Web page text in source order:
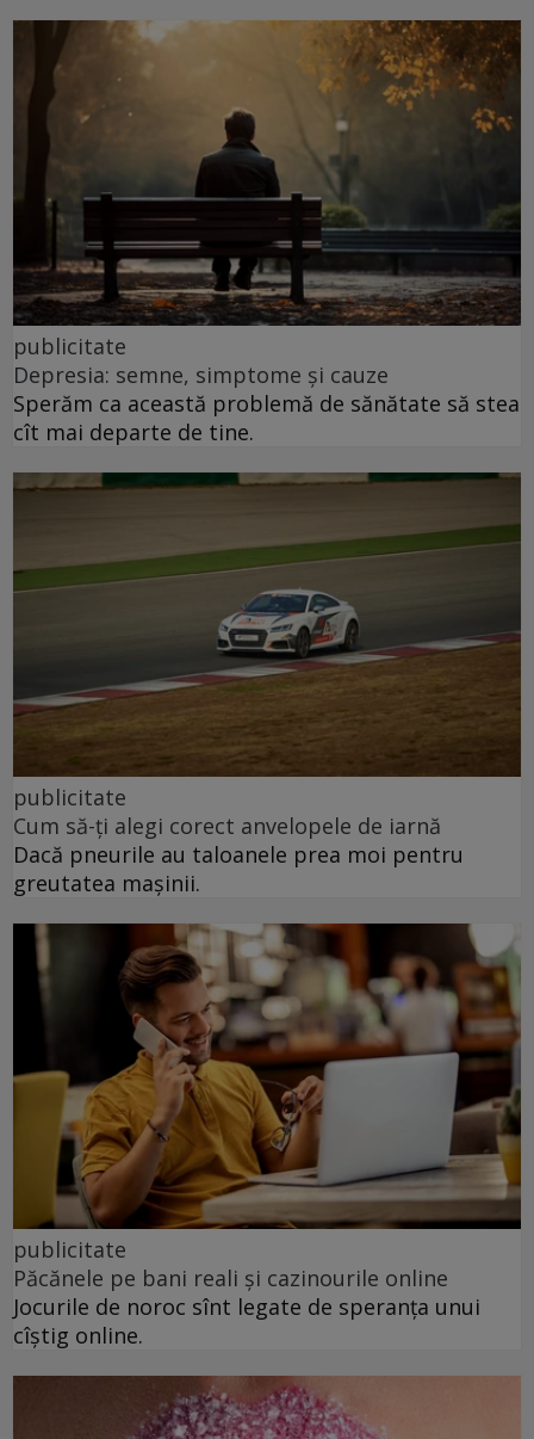
publicitate
Depresia: semne, simptome și cauze
Sperăm ca această problemă de sănătate să stea
cît mai departe de tine.
publicitate
Cum să-ți alegi corect anvelopele de iarnă
Dacă pneurile au taloanele prea moi pentru
greutatea mașinii.
publicitate
Păcănele pe bani reali și cazinourile online
Jocurile de noroc sînt legate de speranța unui
cîștig online.